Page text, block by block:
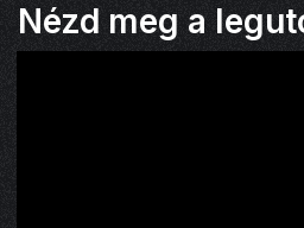
Nézd meg a